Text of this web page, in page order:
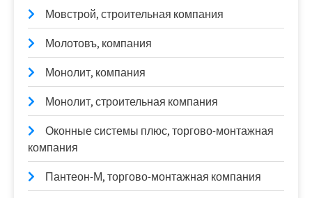
Мовстрой, строительная компания
Молотовъ, компания
Монолит, компания
Монолит, строительная компания
Оконные системы плюс, торгово-монтажная
компания
Пантеон-М, торгово-монтажная компания